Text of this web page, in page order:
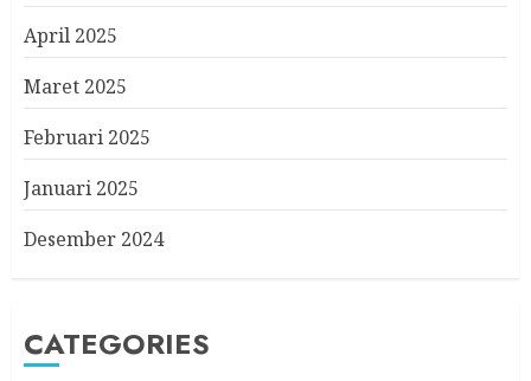
April 2025
Maret 2025
Februari 2025
Januari 2025
Desember 2024
CATEGORIES